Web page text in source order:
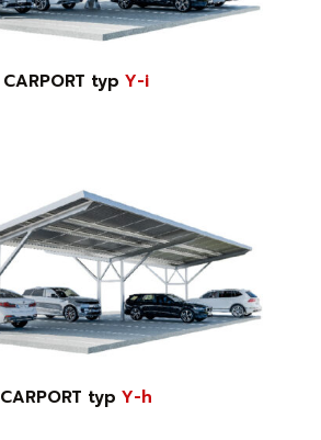
CARPORT typ Y-i
CARPORT typ Y-h